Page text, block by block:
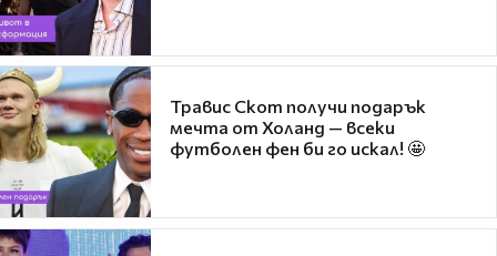
Травис Скот получи подарък
мечта от Холанд — всеки
футболен фен би го искал! 🤩